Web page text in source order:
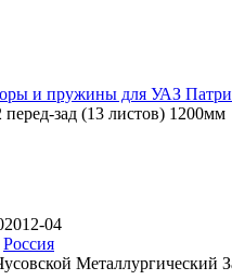
и пружины для УАЗ
зад (13 листов) 1200мм
04
Россия
Металлургический